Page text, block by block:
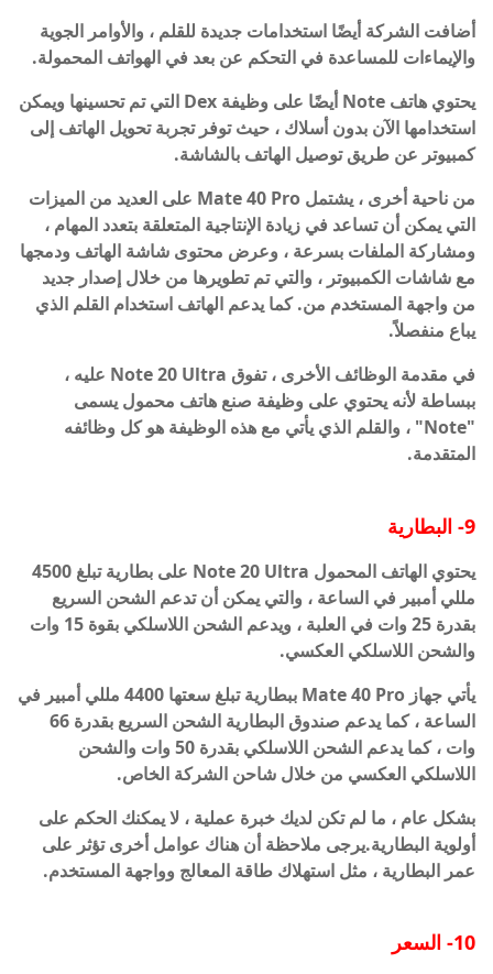
أضافت الشركة أيضًا استخدامات جديدة للقلم ، والأوامر الجوية
والإيماءات للمساعدة في التحكم عن بعد في الهواتف المحمولة.
يحتوي هاتف Note أيضًا على وظيفة Dex التي تم تحسينها ويمكن
استخدامها الآن بدون أسلاك ، حيث توفر تجربة تحويل الهاتف إلى
كمبيوتر عن طريق توصيل الهاتف بالشاشة.
من ناحية أخرى ، يشتمل Mate 40 Pro على العديد من الميزات
التي يمكن أن تساعد في زيادة الإنتاجية المتعلقة بتعدد المهام ،
ومشاركة الملفات بسرعة ، وعرض محتوى شاشة الهاتف ودمجها
مع شاشات الكمبيوتر ، والتي تم تطويرها من خلال إصدار جديد
من واجهة المستخدم من. كما يدعم الهاتف استخدام القلم الذي
يباع منفصلاً.
في مقدمة الوظائف الأخرى ، تفوق Note 20 Ultra عليه ،
ببساطة لأنه يحتوي على وظيفة صنع هاتف محمول يسمى
"Note" ، والقلم الذي يأتي مع هذه الوظيفة هو كل وظائفه
المتقدمة.
9- البطارية
يحتوي الهاتف المحمول Note 20 Ultra على بطارية تبلغ 4500
مللي أمبير في الساعة ، والتي يمكن أن تدعم الشحن السريع
بقدرة 25 وات في العلبة ، ويدعم الشحن اللاسلكي بقوة 15 وات
والشحن اللاسلكي العكسي.
يأتي جهاز Mate 40 Pro ببطارية تبلغ سعتها 4400 مللي أمبير في
الساعة ، كما يدعم صندوق البطارية الشحن السريع بقدرة 66
وات ، كما يدعم الشحن اللاسلكي بقدرة 50 وات والشحن
اللاسلكي العكسي من خلال شاحن الشركة الخاص.
بشكل عام ، ما لم تكن لديك خبرة عملية ، لا يمكنك الحكم على
أولوية البطارية.يرجى ملاحظة أن هناك عوامل أخرى تؤثر على
عمر البطارية ، مثل استهلاك طاقة المعالج وواجهة المستخدم.
10- السعر